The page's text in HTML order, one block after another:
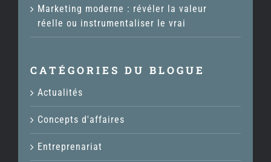
Marketing moderne : révéler la valeur
réelle ou instrumentaliser le vrai
CATÉGORIES DU BLOGUE
Actualités
Concepts d'affaires
Entreprenariat